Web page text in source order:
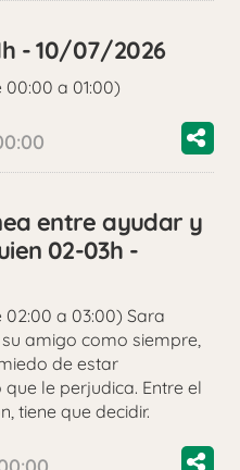
- 10/07/2026
00:00 a 01:00)
entre ayudar y
02-03h -
02:00 a 03:00) Sara
amigo como siempre,
de estar
le perjudica. Entre el
tiene que decidir.